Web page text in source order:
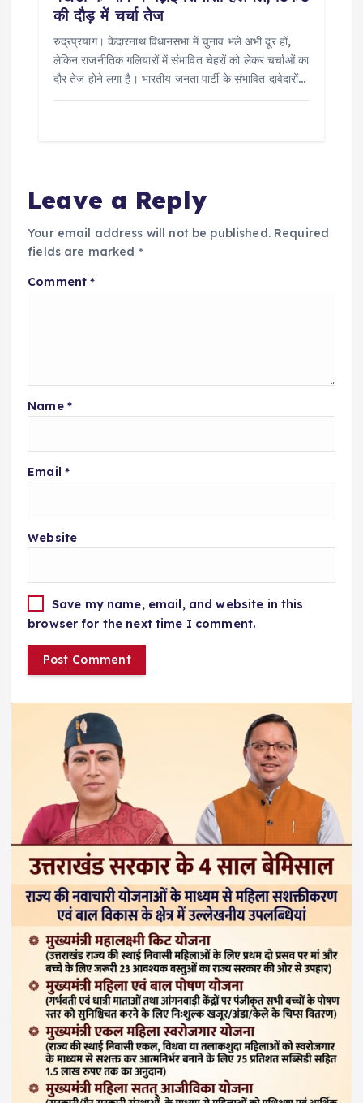
की दौड़ में चर्चा तेज
रुद्रप्रयाग। केदारनाथ विधानसभा में चुनाव भले अभी दूर हों,
लेकिन राजनीतिक गलियारों में संभावित चेहरों को लेकर चर्चाओं का
दौर तेज होने लगा है। भारतीय जनता पार्टी के संभावित दावेदारों…
Leave a Reply
Your email address will not be published. Required
fields are marked *
Comment*
Name *
Email *
Website
Save my name, email, and website in this
browser for the next time I comment.